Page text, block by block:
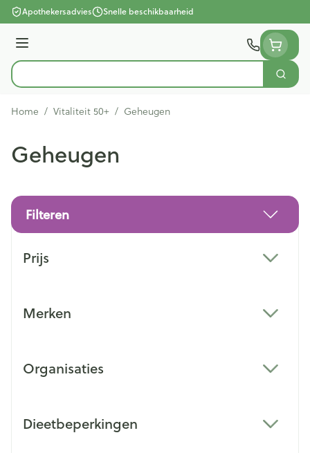
Ga naar de inhoud
Apothekersadvies Snelle beschikbaarheid
Menu
Product, merk, categorie...
Zoek
Home / Vitaliteit 50+ / Geheugen
Geheugen
Filteren
Prijs
Merken
Organisaties
Dieetbeperkingen